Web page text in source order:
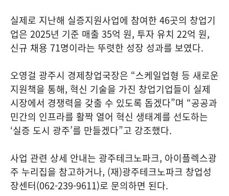
실제로 지난해 실증지원사업에 참여한 46곳의 창업기
업은 2025년 기준 매출 35억 원, 투자 유치 22억 원,
신규 채용 71명이라는 뚜렷한 성장 성과를 보였다.
오영걸 광주시 경제창업국장은 “스케일업형 등 새로운
지원책을 통해, 혁신 기술을 가진 창업기업들이 실제
시장에서 경쟁력을 갖출 수 있도록 돕겠다”며 “공공과
민간의 인프라를 활짝 열어 혁신 생태계를 선도하는
‘실증 도시 광주’를 만들겠다”고 강조했다.
사업 관련 상세 안내는 광주테크노파크, 아이플렉스광
주 누리집을 참고하거나, (재)광주테크노파크 창업성
장센터(062-239-9611)로 문의하면 된다.